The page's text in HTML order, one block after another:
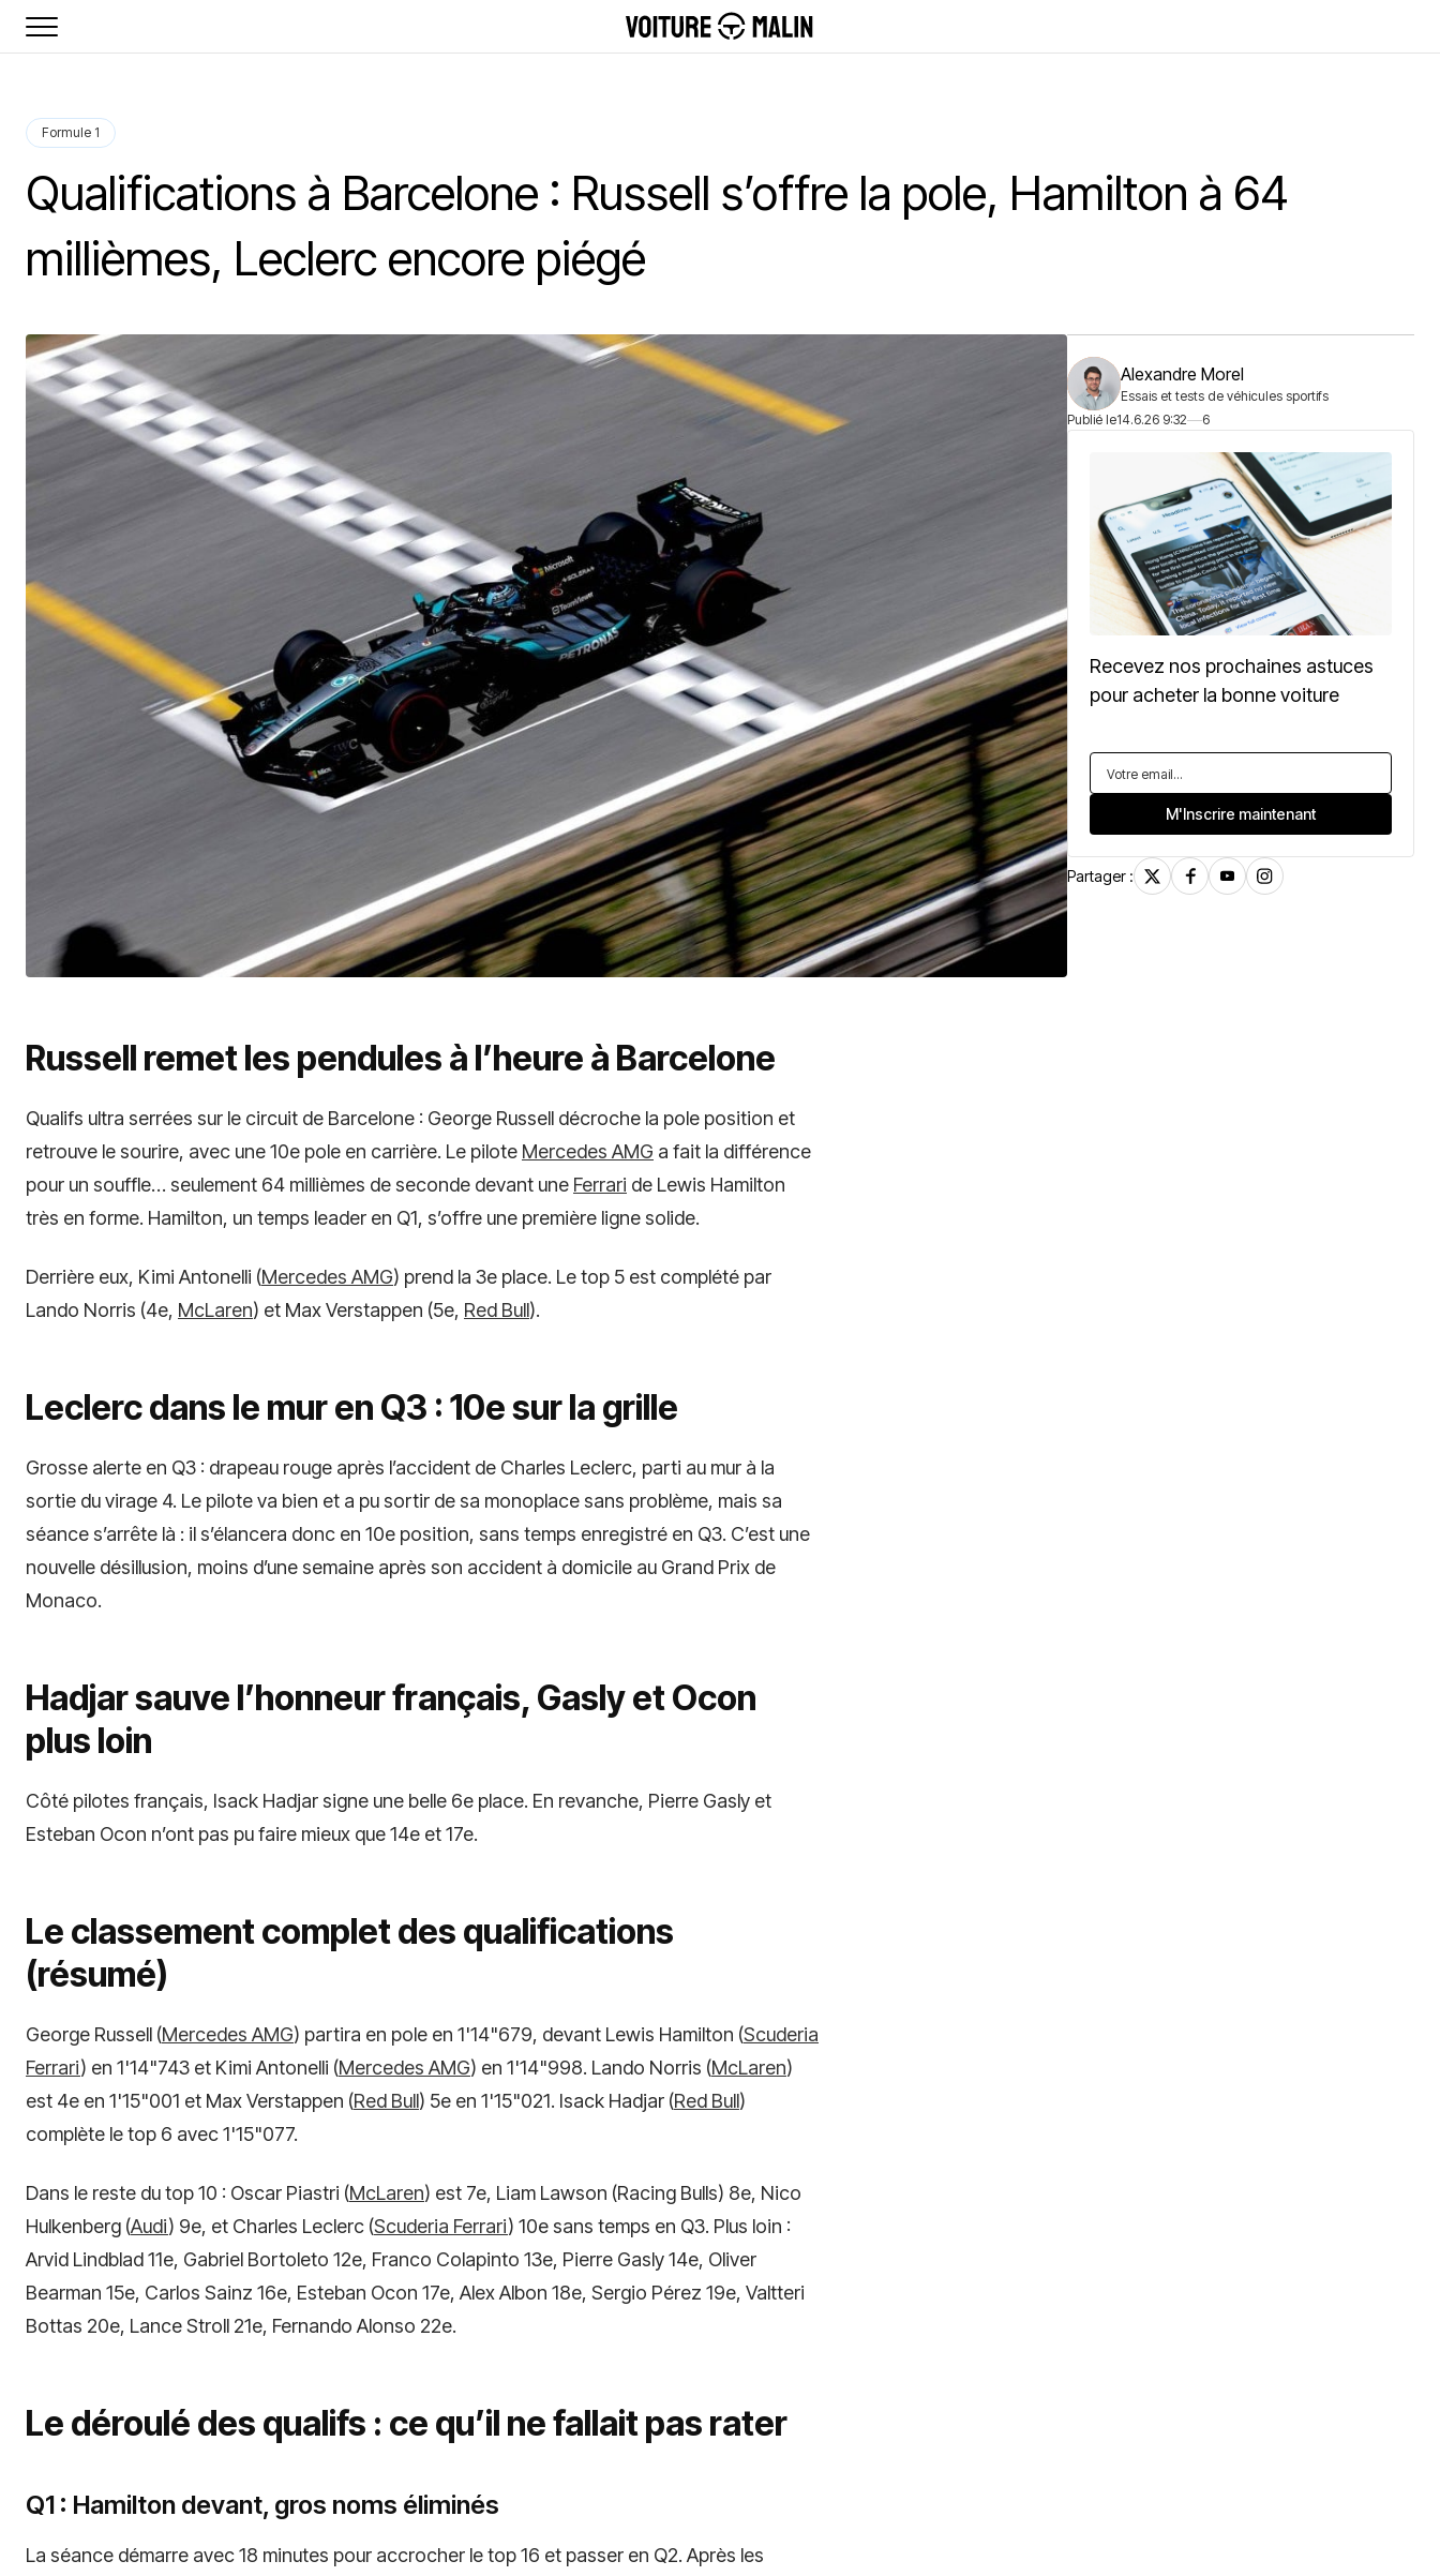
Formule 1
Qualifications à Barcelone : Russell s’offre la pole, Hamilton à 64
millièmes, Leclerc encore piégé
Russell remet les pendules à l’heure à Barcelone
Qualifs ultra serrées sur le circuit de Barcelone : George Russell décroche la pole position et
retrouve le sourire, avec une 10e pole en carrière. Le pilote Mercedes AMG a fait la différence
pour un souffle… seulement 64 millièmes de seconde devant une Ferrari de Lewis Hamilton
très en forme. Hamilton, un temps leader en Q1, s’offre une première ligne solide.
Derrière eux, Kimi Antonelli (Mercedes AMG) prend la 3e place. Le top 5 est complété par
Lando Norris (4e, McLaren) et Max Verstappen (5e, Red Bull).
Leclerc dans le mur en Q3 : 10e sur la grille
Grosse alerte en Q3 : drapeau rouge après l’accident de Charles Leclerc, parti au mur à la
sortie du virage 4. Le pilote va bien et a pu sortir de sa monoplace sans problème, mais sa
séance s’arrête là : il s’élancera donc en 10e position, sans temps enregistré en Q3. C’est une
nouvelle désillusion, moins d’une semaine après son accident à domicile au Grand Prix de
Monaco.
Hadjar sauve l’honneur français, Gasly et Ocon
plus loin
Côté pilotes français, Isack Hadjar signe une belle 6e place. En revanche, Pierre Gasly et
Esteban Ocon n’ont pas pu faire mieux que 14e et 17e.
Le classement complet des qualifications
(résumé)
George Russell (Mercedes AMG) partira en pole en 1'14"679, devant Lewis Hamilton (Scuderia
Ferrari) en 1'14"743 et Kimi Antonelli (Mercedes AMG) en 1'14"998. Lando Norris (McLaren)
est 4e en 1'15"001 et Max Verstappen (Red Bull) 5e en 1'15"021. Isack Hadjar (Red Bull)
complète le top 6 avec 1'15"077.
Dans le reste du top 10 : Oscar Piastri (McLaren) est 7e, Liam Lawson (Racing Bulls) 8e, Nico
Hulkenberg (Audi) 9e, et Charles Leclerc (Scuderia Ferrari) 10e sans temps en Q3. Plus loin :
Arvid Lindblad 11e, Gabriel Bortoleto 12e, Franco Colapinto 13e, Pierre Gasly 14e, Oliver
Bearman 15e, Carlos Sainz 16e, Esteban Ocon 17e, Alex Albon 18e, Sergio Pérez 19e, Valtteri
Bottas 20e, Lance Stroll 21e, Fernando Alonso 22e.
Le déroulé des qualifs : ce qu’il ne fallait pas rater
Q1 : Hamilton devant, gros noms éliminés
La séance démarre avec 18 minutes pour accrocher le top 16 et passer en Q2. Après les
Alexandre Morel
Essais et tests de véhicules sportifs
Publié le14.6.26 9:32 6
Recevez nos prochaines astuces
pour acheter la bonne voiture
Partager :